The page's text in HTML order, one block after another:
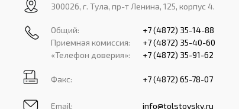
300026, г. Тула, пр-т Ленина, 125, корпус 4.
Общий:
+7 (4872) 35-14-88
Приемная комиссия:
+7 (4872) 35-40-60
«Телефон доверия»:
+7 (4872) 35-91-62
Факс: +7 (4872) 65-78-07
Email: info@tolstovsky.ru